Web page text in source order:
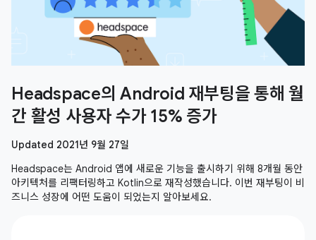
Headspace의 Android 재부팅을 통해 월
간 활성 사용자 수가 15% 증가
Updated 2021년 9월 27일
Headspace는 Android 앱에 새로운 기능을 출시하기 위해 8개월 동안
아키텍처를 리팩터링하고 Kotlin으로 재작성했습니다. 이번 재부팅이 비
즈니스 성장에 어떤 도움이 되었는지 알아보세요.